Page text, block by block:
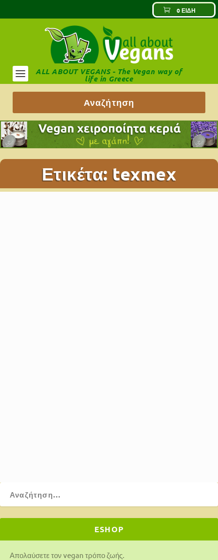
0 ΕΊΔΗ
ALL ABOUT VEGANS - The Vegan way of
life in Greece
Ετικέτα:texmex
ESHOP
Απολαύσετε τον vegan τρόπο ζωής.